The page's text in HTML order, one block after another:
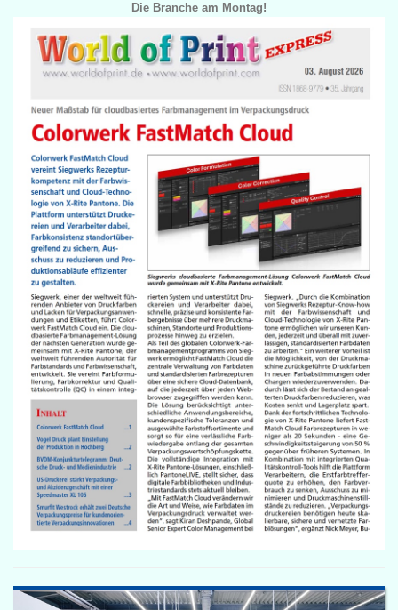
Die Branche am Montag!